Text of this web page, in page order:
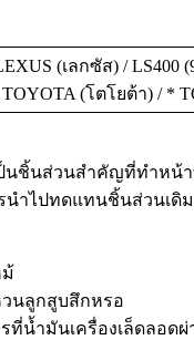
(เลกซัส) / LS400
TOYOTA (โตโยต้า) / *
ชิ้นส่วนสำคัญที่ทำหน้
ำไปทดแทนชิ้นส่วนเดิ
ม้
วนลูกสูบสึกหรอ
ที่น้ำมันเครื่องเล็ดลอด